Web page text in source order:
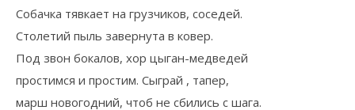
Собачка тявкает на грузчиков, соседей.
Столетий пыль завернута в ковер.
Под звон бокалов, хор цыган-медведей
простимся и простим. Сыграй , тапер,
марш новогодний, чтоб не сбились с шага.